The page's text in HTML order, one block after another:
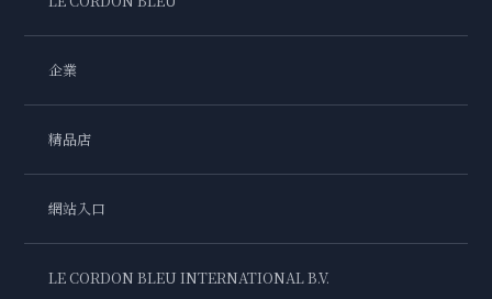
企業
精品店
網站入口
LE CORDON BLEU INTERNATIONAL B.V.